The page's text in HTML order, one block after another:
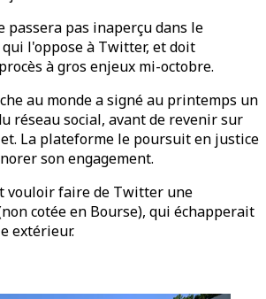
passera pas inaperçu dans le
l'oppose à Twitter, et doit
à gros enjeux mi-octobre.
au monde a signé au printemps un
réseau social, avant de revenir sur
La plateforme le poursuit en justice
son engagement.
vouloir faire de Twitter une
cotée en Bourse), qui échapperait
extérieur.